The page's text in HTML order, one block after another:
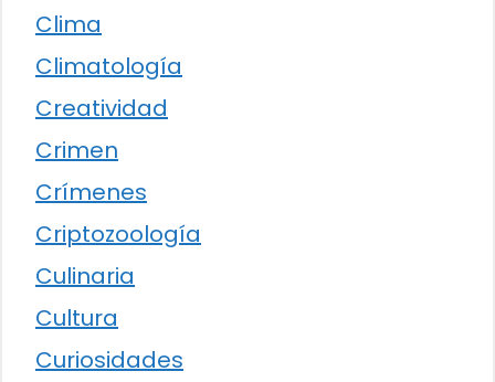
Clima
Climatología
Creatividad
Crimen
Crímenes
Criptozoología
Culinaria
Cultura
Curiosidades